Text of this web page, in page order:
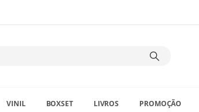
VINIL BOXSET LIVROS PROMOÇÃO